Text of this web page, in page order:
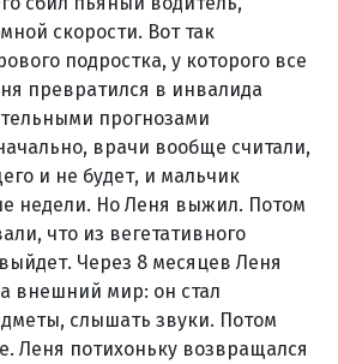
скорости. Вот так
подростка, у которого все
превратился в инвалида
прогнозами
врачи вообще считали,
и не будет, и мальчик
недели. Но Леня выжил. Потом
что из вегетативного
Через 8 месяцев Леня
внешний мир: он стал
слышать звуки. Потом
Леня потихоньку возвращался